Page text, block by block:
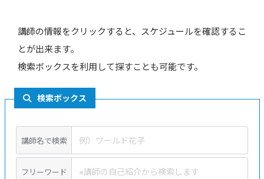
講師の情報をクリックすると、スケジュールを確認するこ
とが出来ます。
検索ボックスを利用して探すことも可能です。
検索ボックス
講師名で検索
フリーワード